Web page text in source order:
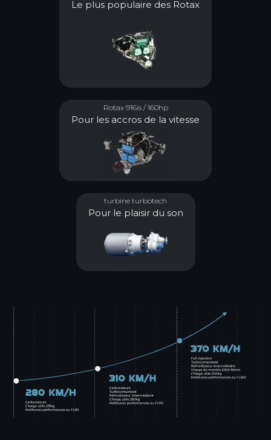
Le plus populaire des Rotax
Rotax 916is / 160hp
Pour les accros de la vitesse
turbine turbotech
Pour le plaisir du son